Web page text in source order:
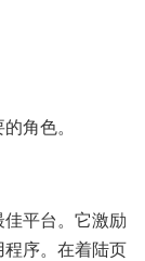
角色。
平台。它激励
程序。在着陆页